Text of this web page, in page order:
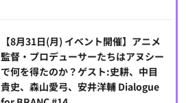
【8月31日(月) イベント開催】アニメ
監督・プロデューサーたちはアヌシー
で何を得たのか？ゲスト:史耕、中目
貴史、森山愛弓、安井洋輔 Dialogue